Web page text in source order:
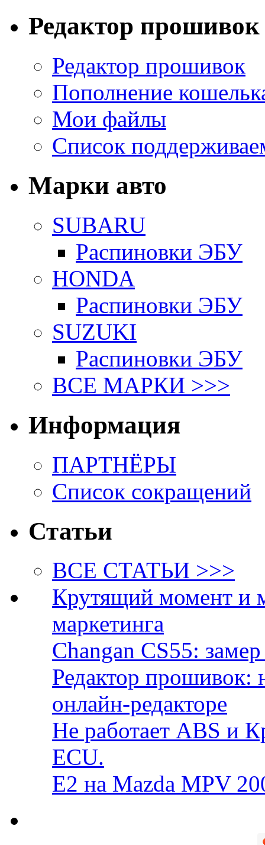
Редактор прошивок
Редактор прошивок
Пополнение
Мои файлы
Список
Марки авто
SUBARU
Распиновки ЭБУ
HONDA
Распиновки ЭБУ
SUZUKI
Распиновки ЭБУ
ВСЕ МАРКИ >>>
Информация
ПАРТНЁРЫ
Список сокращений
Статьи
ВСЕ СТАТЬИ >>>
Крутящий момент и
маркетинга
Changan CS55:
Редактор прошивок:
онлайн-редакторе
Не работает ABS и
ECU.
E2 на Mazda MPV